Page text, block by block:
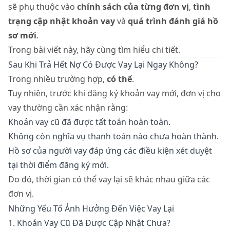
sẽ phụ thuộc vào chính sách của từng đơn vị, tình
trạng cập nhật khoản vayvà quá trình đánh giá hồ
sơ mới.
Trong bài viết này, hãy cùng tìm hiểu chi tiết.
Sau Khi Trả Hết Nợ Có Được Vay Lại Ngay Không?
Trong nhiều trường hợp, có thể.
Tuy nhiên, trước khi đăng ký khoản vay mới, đơn vị cho
vay thường cần xác nhận rằng:
Khoản vay cũ đã được tất toán hoàn toàn.
Không còn nghĩa vụ thanh toán nào chưa hoàn thành.
Hồ sơ của người vay đáp ứng các điều kiện xét duyệt
tại thời điểm đăng ký mới.
Do đó, thời gian có thể vay lại sẽ khác nhau giữa các
đơn vị.
Những Yếu Tố Ảnh Hưởng Đến Việc Vay Lại
1. Khoản Vay Cũ Đã Được Cập Nhật Chưa?